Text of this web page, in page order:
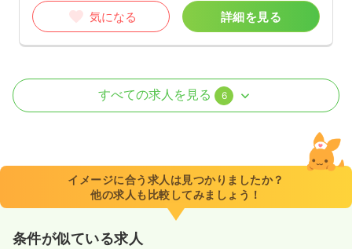
気になる 詳細を見る
外来 正・准看護師
8:00～17:00
日曜休み
年間休日121日 4週8休以上 月給24万円以上可
気になる
すべての求人を見る 6
イメージに合う求人は見つかりましたか？
他の求人も比較してみましょう！
条件が似ている求人